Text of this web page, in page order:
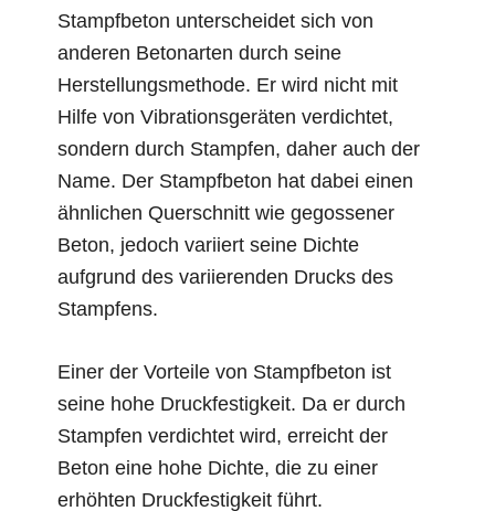
Stampfbeton unterscheidet sich von
anderen Betonarten durch seine
Herstellungsmethode. Er wird nicht mit
Hilfe von Vibrationsgeräten verdichtet,
sondern durch Stampfen, daher auch der
Name. Der Stampfbeton hat dabei einen
ähnlichen Querschnitt wie gegossener
Beton, jedoch variiert seine Dichte
aufgrund des variierenden Drucks des
Stampfens.
Einer der Vorteile von Stampfbeton ist
seine hohe Druckfestigkeit. Da er durch
Stampfen verdichtet wird, erreicht der
Beton eine hohe Dichte, die zu einer
erhöhten Druckfestigkeit führt.